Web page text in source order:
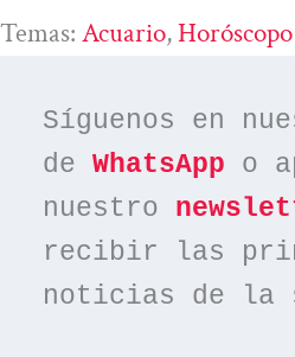
Temas: Acuario, Horóscopo
Síguenos en
de WhatsApp o
nuestro
recibir las
noticias de la